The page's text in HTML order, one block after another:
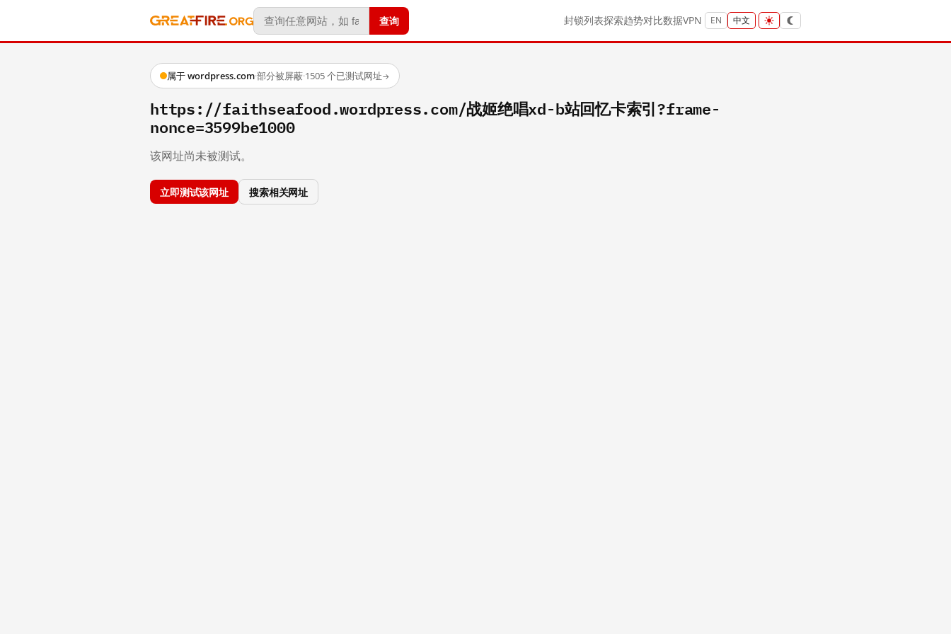
查询 封锁列表探索趋势对比数据VPN EN 中文
属于 wordpress.com·部分被屏蔽·1505 个已测试网址→
https://faithseafood.wordpress.com/战姬绝唱xd-b站回忆卡索引?frame-
nonce=3599be1000
该网址尚未被测试。
立即测试该网址 搜索相关网址